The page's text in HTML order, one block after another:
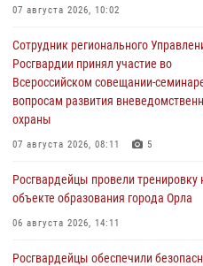
07 августа 2026, 10:02
Сотрудник регионального
Росгвардии принял участие во
Всероссийском совещании-
вопросам развития
охраны
07 августа 2026, 08:11 5
Росгвардейцы провели тренировку
объекте образования города Орла
06 августа 2026, 14:11
Росгвардейцы обеспечили